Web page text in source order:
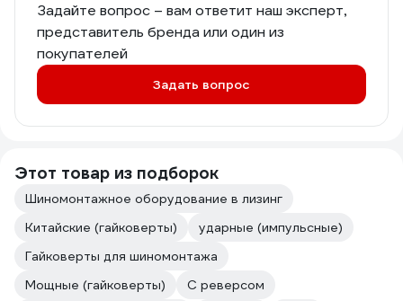
Задайте вопрос – вам ответит наш эксперт,
представитель бренда или один из
покупателей
Задать вопрос
Этот товар из подборок
Шиномонтажное оборудование в лизинг
Китайские (гайковерты)
ударные (импульсные)
Гайковерты для шиномонтажа
Мощные (гайковерты)
С реверсом